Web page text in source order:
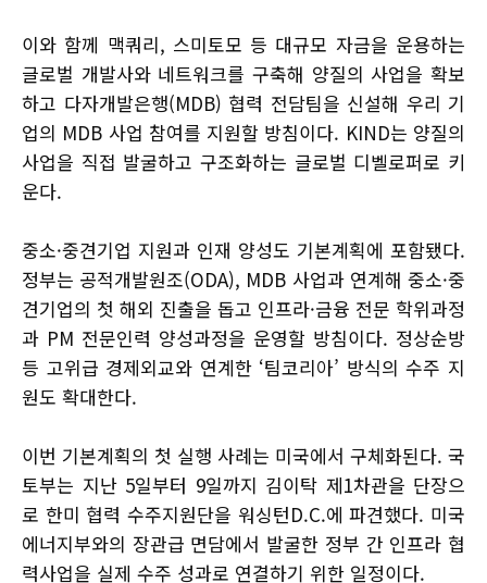
이와 함께 맥쿼리, 스미토모 등 대규모 자금을 운용하는
글로벌 개발사와 네트워크를 구축해 양질의 사업을 확보
하고 다자개발은행(MDB) 협력 전담팀을 신설해 우리 기
업의 MDB 사업 참여를 지원할 방침이다. KIND는 양질의
사업을 직접 발굴하고 구조화하는 글로벌 디벨로퍼로 키
운다.
중소·중견기업 지원과 인재 양성도 기본계획에 포함됐다.
정부는 공적개발원조(ODA), MDB 사업과 연계해 중소·중
견기업의 첫 해외 진출을 돕고 인프라·금융 전문 학위과정
과 PM 전문인력 양성과정을 운영할 방침이다. 정상순방
등 고위급 경제외교와 연계한 ‘팀코리아’ 방식의 수주 지
원도 확대한다.
이번 기본계획의 첫 실행 사례는 미국에서 구체화된다. 국
토부는 지난 5일부터 9일까지 김이탁 제1차관을 단장으
로 한미 협력 수주지원단을 워싱턴D.C.에 파견했다. 미국
에너지부와의 장관급 면담에서 발굴한 정부 간 인프라 협
력사업을 실제 수주 성과로 연결하기 위한 일정이다.